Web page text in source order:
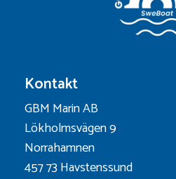
Kontakt
GBM Marin AB
Lökholmsvägen 9
Norrahamnen
457 73 Havstenssund